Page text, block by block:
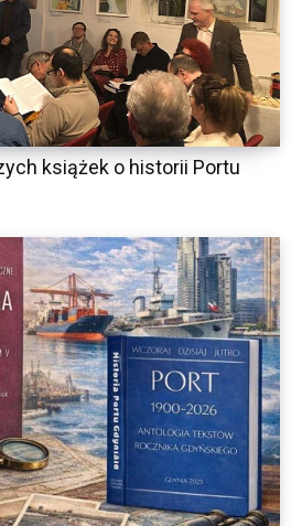
książek o historii Portu